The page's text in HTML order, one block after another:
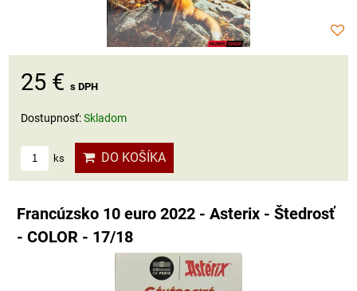
25 € s DPH
Dostupnosť:Skladom
ks DO KOŠÍKA
Francúzsko 10 euro 2022 - Asterix - Štedrosť
- COLOR - 17/18